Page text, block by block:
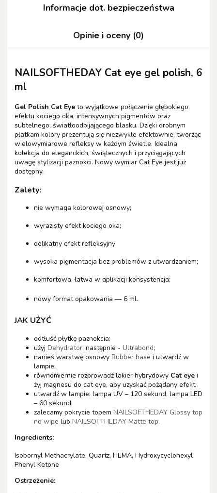
Informacje dot. bezpieczeństwa
Opinie i oceny (0)
NAILSOFTHEDAY Cat eye gel polish, 6
ml
Gel Polish Cat Eye to wyjątkowe połączenie głębokiego
efektu kociego oka, intensywnych pigmentów oraz
subtelnego, światłoodbijającego blasku. Dzięki drobnym
płatkam kolory prezentują się niezwykle efektownie, tworząc
wielowymiarowe refleksy w każdym świetle. Idealna
kolekcja do eleganckich, świątecznych i przyciągających
uwagę stylizacji paznokci. Nowy wymiar Cat Eye jest już
dostępny.
Zalety:
nie wymaga kolorowej osnowy;
wyrazisty efekt kociego oka;
delikatny efekt refleksyjny;
wysoka pigmentacja bez problemów z utwardzaniem;
komfortowa, łatwa w aplikacji konsystencja;
nowy format opakowania — 6 ml.
JAK UŻYĆ
odtłuść płytkę paznokcia;
użyj Dehydrator; następnie - Ultrabond;
nanieś warstwę osnowy Rubber base i utwardź w
lampie;
równomiernie rozprowadź lakier hybrydowy Cat eye i
żyj magnesu do cat eye, aby uzyskać pożądany efekt.
utwardź w lampie: lampa UV – 120 sekund, lampa LED
– 60 sekund;
zalecamy pokrycie topem NAILSOFTHEDAY Glossy top
no wipe lub NAILSOFTHEDAY Matte top.
Ingredients:
Isobornyl Methacrylate, Quartz, HEMA, Hydroxycyclohexyl
Phenyl Ketone
Ostrzeżenie: